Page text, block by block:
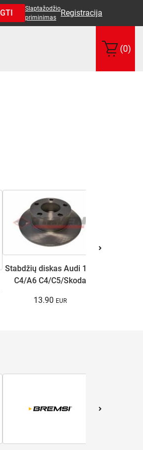
Slaptažodžio
priminimas
Registracija
(0)
Stabdžių diskas Audi 100
C4/A6 C4/C5/Skoda
B5/B5.5 1.6-3.7 90-08
13.90